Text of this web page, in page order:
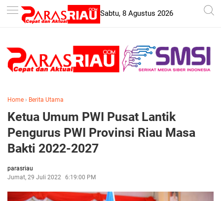
-->
Sabtu, 8 Agustus 2026
Home › Berita Utama
Ketua Umum PWI Pusat Lantik
Pengurus PWI Provinsi Riau Masa
Bakti 2022-2027
parasriau
Jumat, 29 Juli 2022
6:19:00 PM